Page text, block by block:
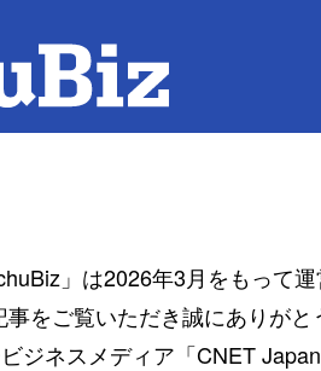
」は2026年3月をもって運
をご覧いただき誠にありがと
ジネスメディア「CNET